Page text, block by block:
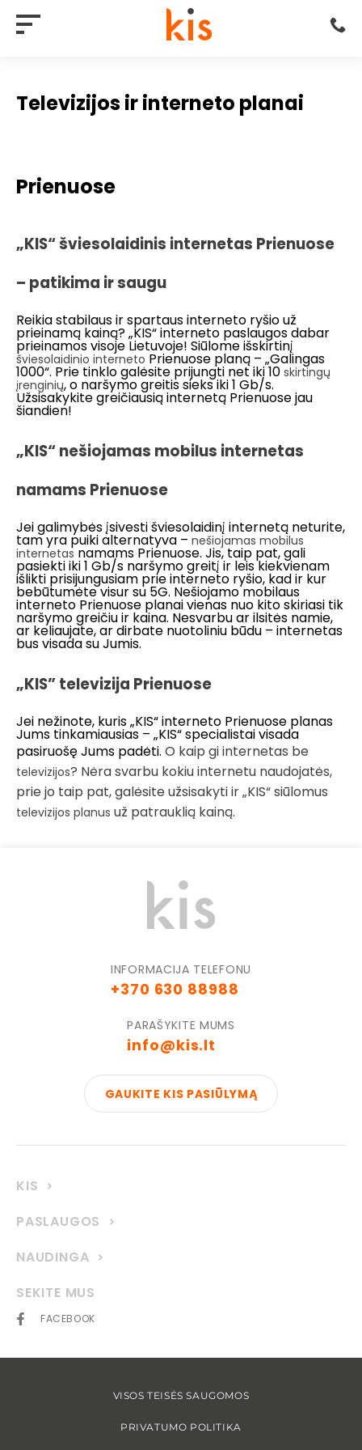
Televizijos ir interneto planai
Prienuose
„KIS“ šviesolaidinis internetas Prienuose
– patikima ir saugu
Reikia stabilaus ir spartaus interneto ryšio už
prieinamą kainą? „KIS“ interneto paslaugos dabar
prieinamos visoje Lietuvoje! Siūlome išskirtinį
šviesolaidinio interneto Prienuose planą – „Galingas
1000“. Prie tinklo galėsite prijungti net iki 10 skirtingų
įrenginių, o naršymo greitis sieks iki 1 Gb/s.
Užsisakykite greičiausią internetą Prienuose jau
šiandien!
„KIS“ nešiojamas mobilus internetas
namams Prienuose
Jei galimybės įsivesti šviesolaidinį internetą neturite,
tam yra puiki alternatyva – nešiojamas mobilus
internetas namams Prienuose. Jis, taip pat, gali
pasiekti iki 1 Gb/s naršymo greitį ir leis kiekvienam
išlikti prisijungusiam prie interneto ryšio, kad ir kur
bebūtumėte visur su 5G. Nešiojamo mobilaus
interneto Prienuose planai vienas nuo kito skiriasi tik
naršymo greičiu ir kaina. Nesvarbu ar ilsitės namie,
ar keliaujate, ar dirbate nuotoliniu būdu – internetas
bus visada su Jumis.
„KIS” televizija Prienuose
Jei nežinote, kuris „KIS“ interneto Prienuose planas
Jums tinkamiausias – „KIS“ specialistai visada
pasiruošę Jums padėti. O kaip gi internetas be
televizijos? Nėra svarbu kokiu internetu naudojatės,
prie jo taip pat, galėsite užsisakyti ir „KIS“ siūlomus
televizijos planus už patrauklią kainą.
INFORMACIJA TELEFONU
+370 630 88988
PARAŠYKITE MUMS
info@kis.lt
GAUKITE KIS PASIŪLYMĄ
KIS
PASLAUGOS
NAUDINGA
SEKITE MUS
FACEBOOK
VISOS TEISĖS SAUGOMOS
PRIVATUMO POLITIKA